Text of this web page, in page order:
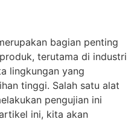
bagian penting
terutama di industri
lingkungan yang
tinggi. Salah satu alat
pengujian ini
ini, kita akan